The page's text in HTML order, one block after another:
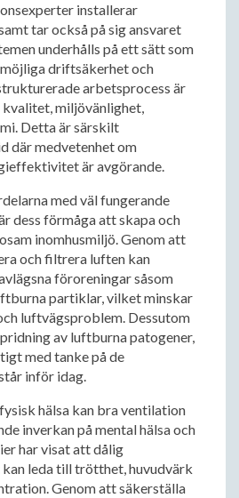
installerar
tar också på sig ansvaret
underhålls på ett sätt som
driftsäkerhet och
arbetsprocess är
miljövänlighet,
Detta är särskilt
där medvetenhet om
är avgörande.
med väl fungerande
dess förmåga att skapa och
inomhusmiljö. Genom att
och filtrera luften kan
föroreningar såsom
partiklar, vilket minskar
luftvägsproblem. Dessutom
av luftburna patogener,
med tanke på de
inför idag.
hälsa kan bra ventilation
inverkan på mental hälsa och
har visat att dålig
leda till trötthet, huvudvärk
Genom att säkerställa